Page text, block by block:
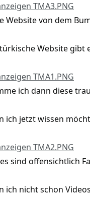
TMA3.PNG
Website von dem
Website gibt
TMA1.PNG
ich dann diese
ich jetzt wissen
TMA2.PNG
sind offensichtlich
ich nicht schon